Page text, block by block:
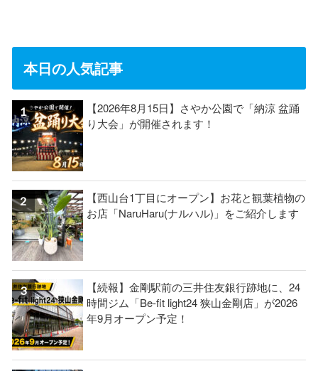
本日の人気記事
【2026年8月15日】さやか公園で「納涼 盆踊
り大会」が開催されます！
【西山台1丁目にオープン】お花と観葉植物の
お店「NaruHaru(ナルハル)」をご紹介します
【続報】金剛駅前の三井住友銀行跡地に、24
時間ジム「Be-fit light24 狭山金剛店」が2026
年9月オープン予定！